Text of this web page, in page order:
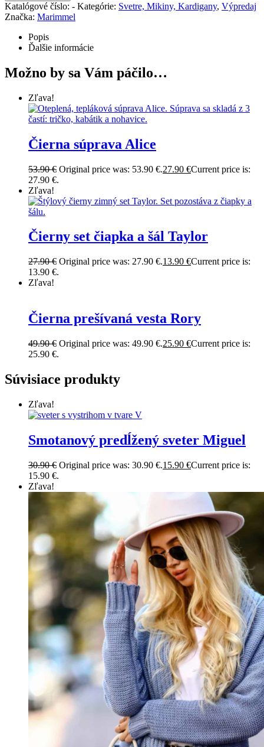
Katalógové číslo: - Kategórie: Svetre, Mikiny, Kardigany, Výpredaj
Značka: Marimmel
Popis
Ďalšie informácie
Možno by sa Vám páčilo…
Zľava!
Čierna súprava Alice
53.90€ Original price was: 53.90 €.27.90 €Current price is:
27.90 €.
Zľava!
Čierny set čiapka a šál Taylor
27.90€ Original price was: 27.90 €.13.90 €Current price is:
13.90 €.
Zľava!
Čierna prešívaná vesta Rory
49.90€ Original price was: 49.90 €.25.90 €Current price is:
25.90 €.
Súvisiace produkty
Zľava!
Smotanový predĺžený sveter Miguel
30.90€ Original price was: 30.90 €.15.90 €Current price is:
15.90 €.
Zľava!